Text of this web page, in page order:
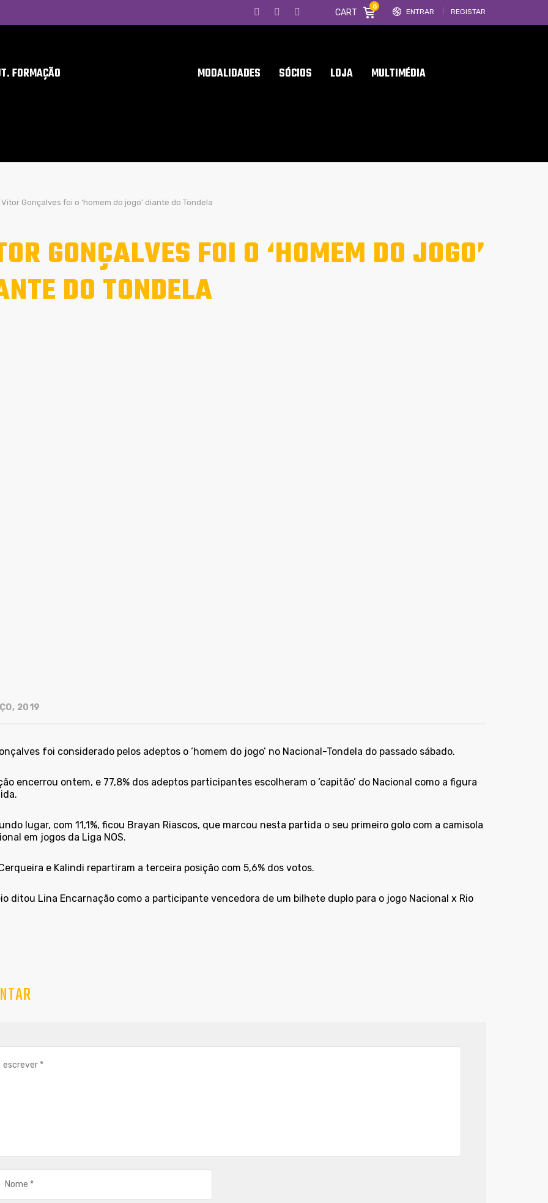
ENTRAR REGISTAR
CART
0
FORMAÇÃO MODALIDADES SÓCIOS LOJA MULTIMÉDIA
Vitor Gonçalves foi o ‘homem do jogo’ diante do Tondela
GONÇALVES FOI O ‘HOMEM DO JOGO’
DO TONDELA
2019
foi considerado pelos adeptos o ‘homem do jogo’ no Nacional-Tondela do passado sábado.
encerrou ontem, e 77,8% dos adeptos participantes escolheram o ‘capitão’ do Nacional como a figura
lugar, com 11,1%, ficou Brayan Riascos, que marcou nesta partida o seu primeiro golo com a camisola
em jogos da Liga NOS.
e Kalindi repartiram a terceira posição com 5,6% dos votos.
ditou Lina Encarnação como a participante vencedora de um bilhete duplo para o jogo Nacional x Rio